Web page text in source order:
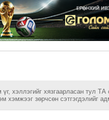
хэллэгийг хязгаарласан тул ТА
зөрчсөн сэтгэгдэлийг